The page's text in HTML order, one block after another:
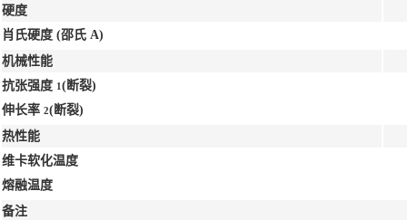
硬度
肖氏硬度 (邵氏 A)
机械性能
抗张强度 1 (断裂)
伸长率 2(断裂)
热性能
维卡软化温度
熔融温度
备注